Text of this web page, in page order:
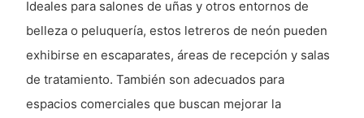
Ideales para salones de uñas y otros entornos de
belleza o peluquería, estos letreros de neón pueden
exhibirse en escaparates, áreas de recepción y salas
de tratamiento. También son adecuados para
espacios comerciales que buscan mejorar la